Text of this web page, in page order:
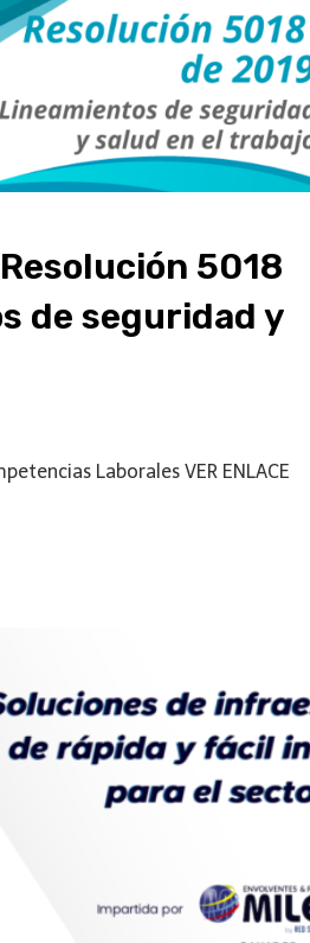
5018
de seguridad y
Laborales VER ENLACE